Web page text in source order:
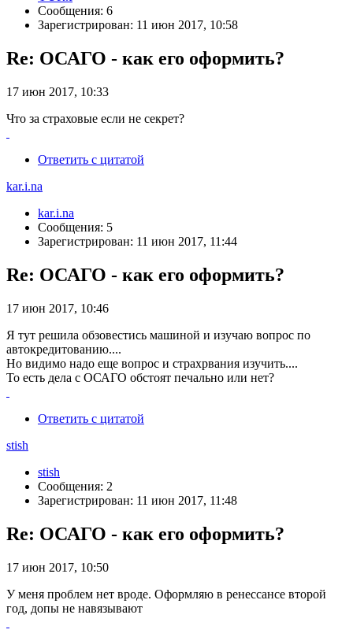
Сообщения: 6
Зарегистрирован: 11 июн 2017, 10:58
Re: ОСАГО - как его оформить?
17 июн 2017, 10:33
Что за страховые если не секрет?
Ответить с цитатой
kar.i.na
kar.i.na
Сообщения: 5
Зарегистрирован: 11 июн 2017, 11:44
Re: ОСАГО - как его оформить?
17 июн 2017, 10:46
Я тут решила обзовестись машиной и изучаю вопрос по
автокредитованию....
Но видимо надо еще вопрос и страхрвания изучить....
То есть дела с ОСАГО обстоят печально или нет?
Ответить с цитатой
stish
stish
Сообщения: 2
Зарегистрирован: 11 июн 2017, 11:48
Re: ОСАГО - как его оформить?
17 июн 2017, 10:50
У меня проблем нет вроде. Оформляю в ренессансе второй
год, допы не навязывают